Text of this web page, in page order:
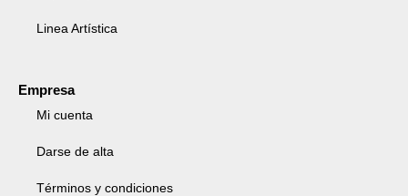
Linea Artística
Empresa
Mi cuenta
Darse de alta
Términos y condiciones